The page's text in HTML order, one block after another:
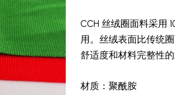
CCH 丝绒圈面料采用
用。丝绒表面比传统
舒适度和材料完整性的
材质：聚酰胺